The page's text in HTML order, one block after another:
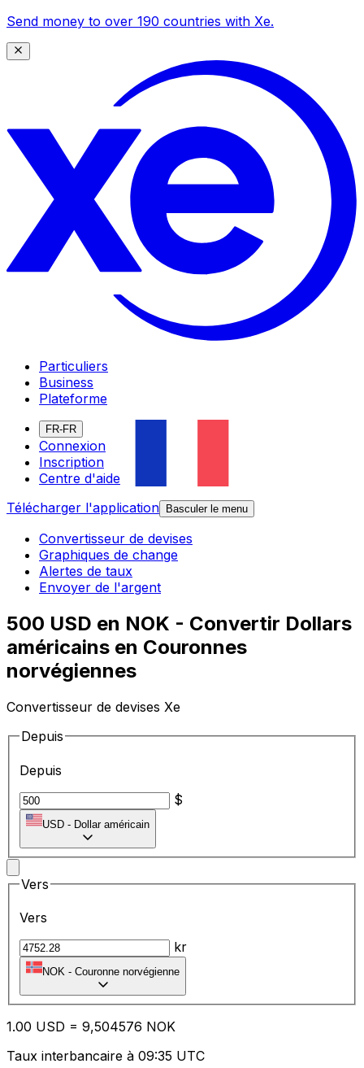
Send money to over 190 countries with Xe.
Particuliers
Business
Plateforme
FR-FR
Connexion
Inscription
Centre d'aide
Télécharger l'application
Basculer le menu
Convertisseur de devises
Graphiques de change
Alertes de taux
Envoyer de l'argent
500 USD en NOK - Convertir Dollars
américains en Couronnes
norvégiennes
Convertisseur de devises Xe
Depuis
Depuis
$
USD - Dollar américain
Vers
Vers
kr
NOK - Couronne norvégienne
1.00 USD = 9,504576 NOK
Taux interbancaire à 09:35 UTC